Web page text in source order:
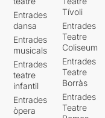
Entrades
dansa
Entrades
musicals
Entrades
teatre
infantil
Entrades
òpera
Tívoli
Entrades
Teatre
Coliseum
Entrades
Teatre
Borràs
Entrades
Teatre